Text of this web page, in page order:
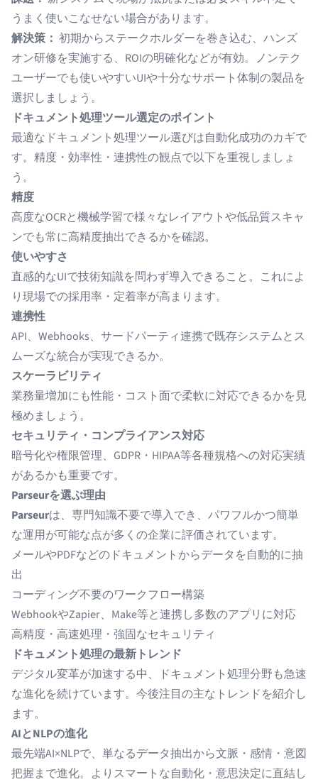
うまく使いこなせない場合があります。
解決策： 初期からステークホルダーを巻き込む、ハンズ
オン研修を実施する、ROIの明確化などが有効。ノンテク
ユーザーでも使いやすいUIや十分なサポート体制の製品を
選択しましょう。
ドキュメント処理ツール選定のポイント
最適なドキュメント処理ツール選びは自動化成功のカギで
す。精度・効率性・連携性の観点で以下を重視しましょ
う。
精度
高度なOCRと機械学習で様々なレイアウトや低品質スキャ
ンでも常に高精度抽出できるかを確認。
使いやすさ
直感的なUIで技術知識を問わず導入できること。これによ
り現場での採用率・定着率が高まります。
連携性
API、Webhooks、サードパーティ連携で既存システムとス
ムーズな統合が実現できるか。
スケーラビリティ
業務量増加にも性能・コスト面で柔軟に対応できるかを見
極めましょう。
セキュリティ・コンプライアンス対応
暗号化や権限管理、GDPR・HIPAA等各種規格への対応実績
があるかも重要です。
Parseurを選ぶ理由
Parseurは、専門知識不要で導入でき、パワフルかつ簡単
な運用が可能な点が多くの企業に評価されています。
メールやPDFなどの ドキュメントからデータを自動的に抽
出
コーディング不要のワークフロー構築
WebhookやZapier、Make等と連携し多数のアプリに対応
高精度・高速処理・強固なセキュリティ
ドキュメント処理の最新トレンド
デジタル変革が加速する中、ドキュメント処理分野も急速
な進化を続けています。今後注目の主なトレンドを紹介し
ます。
AIとNLPの進化
最先端AI×NLPで、単なるデータ抽出から文脈・感情・意図
把握まで進化。よりスマートな自動化・意思決定に直結し